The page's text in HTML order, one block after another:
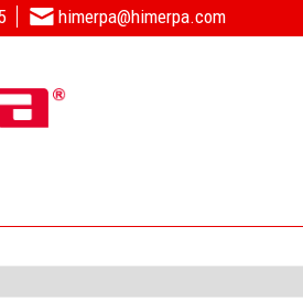
himerpa@himerpa.com